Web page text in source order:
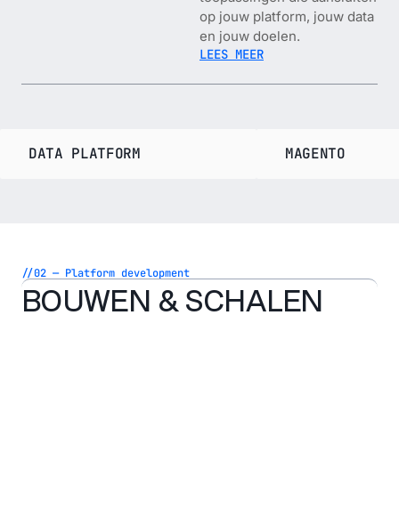
op jouw platform, jouw data
en jouw doelen.
LEES MEER
DATA PLATFORM MAGENTO
//02 — Platform development
BOUWEN & SCHALEN